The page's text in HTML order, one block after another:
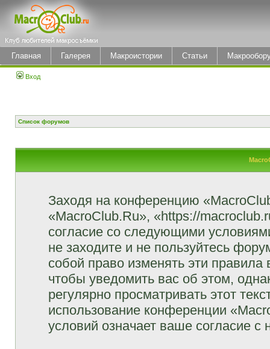
Главная Галерея Макроистории Статьи
Вход
Список форумов
Заходя на конференцию
«MacroClub.Ru», «https://
согласие со следующими
не заходите и не пользуйтесь
собой право изменять эти
чтобы уведомить вас об этом,
регулярно просматривать этот
использование конференции
условий означает ваше согласие с